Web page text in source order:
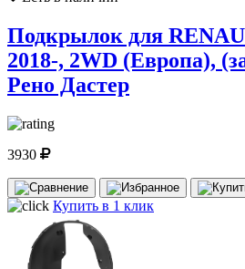
Подкрылок для
2018-, 2WD (Европа),
Рено Дастер
3930
Купить в 1 клик